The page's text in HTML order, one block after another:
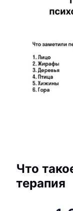
Что
терапия